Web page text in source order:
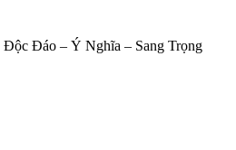
Độc Đáo – Ý Nghĩa – Sang Trọng